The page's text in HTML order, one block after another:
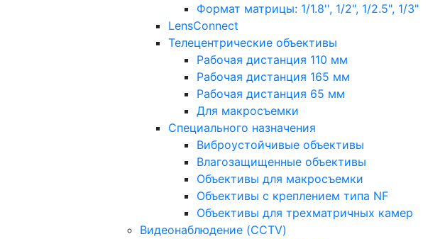
Формат матрицы: 1/1.8'', 1/2", 1/2.5", 1/3"
LensConnect
Телецентрические объективы
Рабочая дистанция 110 мм
Рабочая дистанция 165 мм
Рабочая дистанция 65 мм
Для макросъемки
Специального назначения
Виброустойчивые объективы
Влагозащищенные объективы
Объективы для макросъемки
Объективы с креплением типа NF
Объективы для трехматричных камер
Видеонаблюдение (CCTV)